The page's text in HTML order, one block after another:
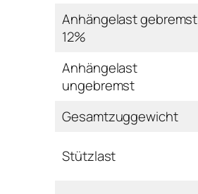
Anhängelast gebremst
12%
Anhängelast
ungebremst
Gesamtzuggewicht
Stützlast